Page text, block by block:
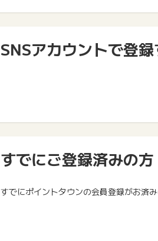
SNSアカウントで登録
すでにご登録済みの方
すでにポイントタウンの会員登録がお済